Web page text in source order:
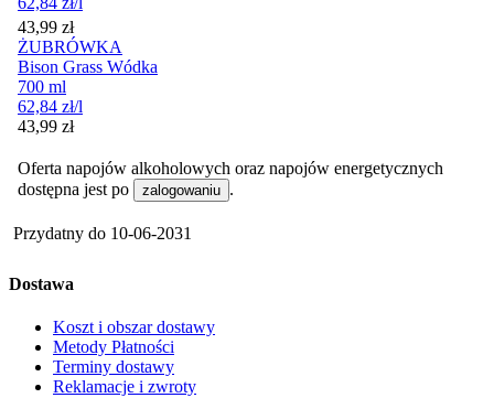
Cena
43,99 zł
ŻUBRÓWKA
Bison Grass Wódka
700 ml
62,84 zł/l
Cena
43,99 zł
Oferta napojów alkoholowych oraz napojów energetycznych
dostępna jest po
zalogowaniu .
Przydatny do 10-06-2031
Dostawa
Koszt i obszar dostawy
Metody Płatności
Terminy dostawy
Reklamacje i zwroty